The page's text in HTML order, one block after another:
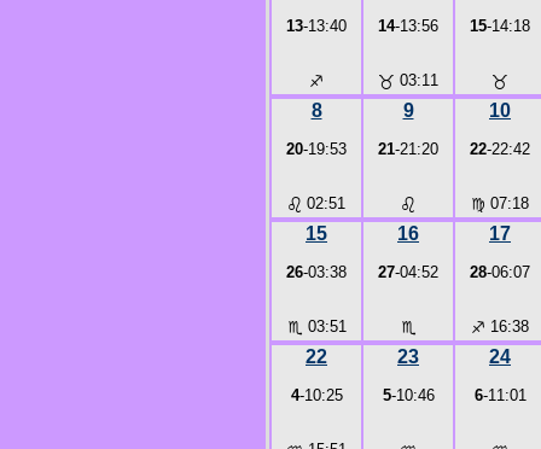
13-13:40
♐
14-13:56
♉ 03:11
15-14:18
♉
8
20-19:53
♌ 02:51
9
21-21:20
♌
10
22-22:42
♍ 07:18
15
26-03:38
♏ 03:51
16
27-04:52
♏
17
28-06:07
♐ 16:38
22
4-10:25
23
5-10:46
24
6-11:01